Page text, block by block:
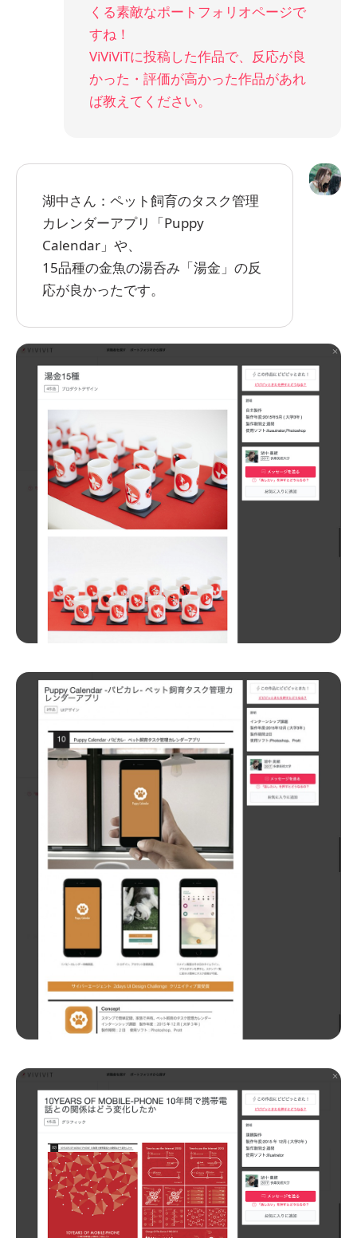
くる素敵なポートフォリオページで
すね！
ViViViTに投稿した作品で、反応が良
かった・評価が高かった作品があれ
ば教えてください。
湖中さん：ペット飼育のタスク管理
カレンダーアプリ「Puppy
Calendar」や、
15品種の金魚の湯呑み「湯金」の反
応が良かったです。